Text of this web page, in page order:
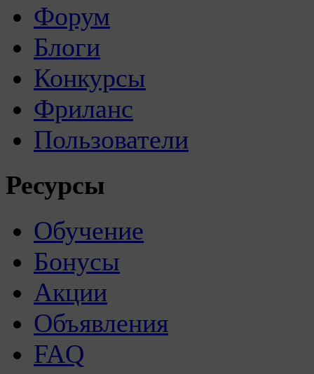
Форум
Блоги
Конкурсы
Фриланс
Пользователи
Ресурсы
Обучение
Бонусы
Акции
Объявления
FAQ